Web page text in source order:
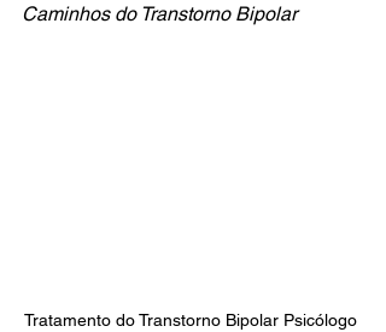
Caminhos do Transtorno Bipolar
Tratamento do Transtorno Bipolar Psicólogo